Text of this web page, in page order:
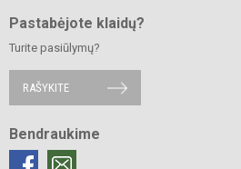
Pastabėjote klaidų?
Turite pasiūlymų?
RAŠYKITE
Bendraukime